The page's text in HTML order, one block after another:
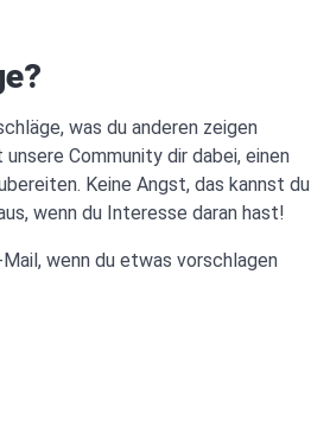
was du anderen zeigen
Community dir dabei, einen
Keine Angst, das kannst du
wenn du Interesse daran hast!
wenn du etwas vorschlagen